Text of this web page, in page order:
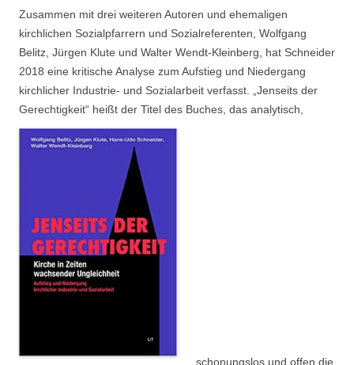
Zusammen mit drei weiteren Autoren und ehemaligen
kirchlichen Sozialpfarrern und Sozialreferenten, Wolfgang
Belitz, Jürgen Klute und Walter Wendt-Kleinberg, hat Schneider
2018 eine kritische Analyse zum Aufstieg und Niedergang
kirchlicher Industrie- und Sozialarbeit verfasst. „Jenseits der
Gerechtigkeit“ heißt der Titel des Buches, das analytisch,
schonungslos und offen die